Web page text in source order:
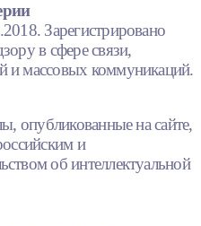
Зарегистрировано
в сфере связи,
и массовых коммуникаций.
опубликованные на сайте,
и
об интеллектуальной